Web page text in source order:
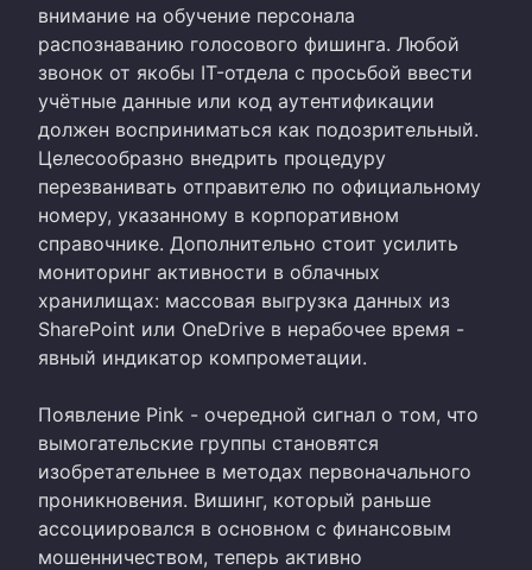
внимание на обучение персонала
распознаванию голосового фишинга. Любой
звонок от якобы IT-отдела с просьбой ввести
учётные данные или код аутентификации
должен восприниматься как подозрительный.
Целесообразно внедрить процедуру
перезванивать отправителю по официальному
номеру, указанному в корпоративном
справочнике. Дополнительно стоит усилить
мониторинг активности в облачных
хранилищах: массовая выгрузка данных из
SharePoint или OneDrive в нерабочее время -
явный индикатор компрометации.
Появление Pink - очередной сигнал о том, что
вымогательские группы становятся
изобретательнее в методах первоначального
проникновения. Вишинг, который раньше
ассоциировался в основном с финансовым
мошенничеством, теперь активно